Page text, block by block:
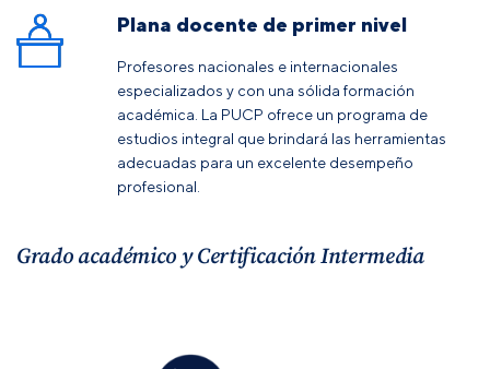
Plana docente de primer nivel
Profesores nacionales e internacionales
especializados y con una sólida formación
académica. La PUCP ofrece un programa de
estudios integral que brindará las herramientas
adecuadas para un excelente desempeño
profesional.
Grado académico y Certificación Intermedia